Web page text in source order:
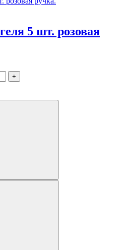
5 шт. розовая
+